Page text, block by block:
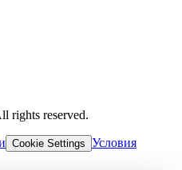
rights reserved.
Cookie Settings Условия